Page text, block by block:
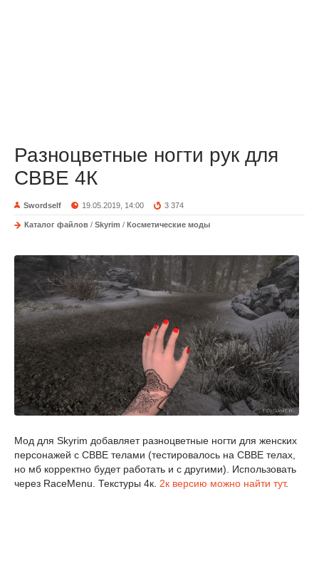
Разноцветные ногти рук для
CBBE 4К
Swordself 19.05.2019, 14:00 3 374
Каталог файлов / Skyrim / Косметические моды
Мод для Skyrim добавляет разноцветные ногти для женских
персонажей с CBBE телами (тестировалось на CBBE телах,
но мб корректно будет работать и с другими). Использовать
через RaceMenu. Текстуры 4к. 2к версию можно найти тут.